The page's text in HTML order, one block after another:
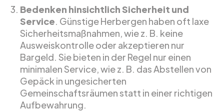
Bedenken hinsichtlich Sicherheit und
Service. Günstige Herbergen haben oft laxe
Sicherheitsmaßnahmen, wie z. B. keine
Ausweiskontrolle oder akzeptieren nur
Bargeld. Sie bieten in der Regel nur einen
minimalen Service, wie z. B. das Abstellen von
Gepäck in ungesicherten
Gemeinschaftsräumen statt in einer richtigen
Aufbewahrung.